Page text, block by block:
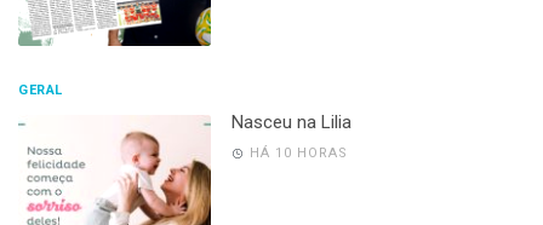
GERAL
Nasceu na Lilia
HÁ 10 HORAS